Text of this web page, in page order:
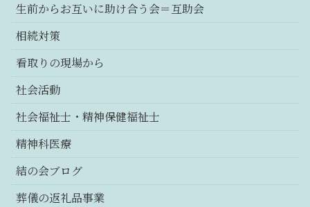
生前からお互いに助け合う会＝互助会
相続対策
看取りの現場から
社会活動
社会福祉士・精神保健福祉士
精神科医療
結の会ブログ
葬儀の返礼品事業